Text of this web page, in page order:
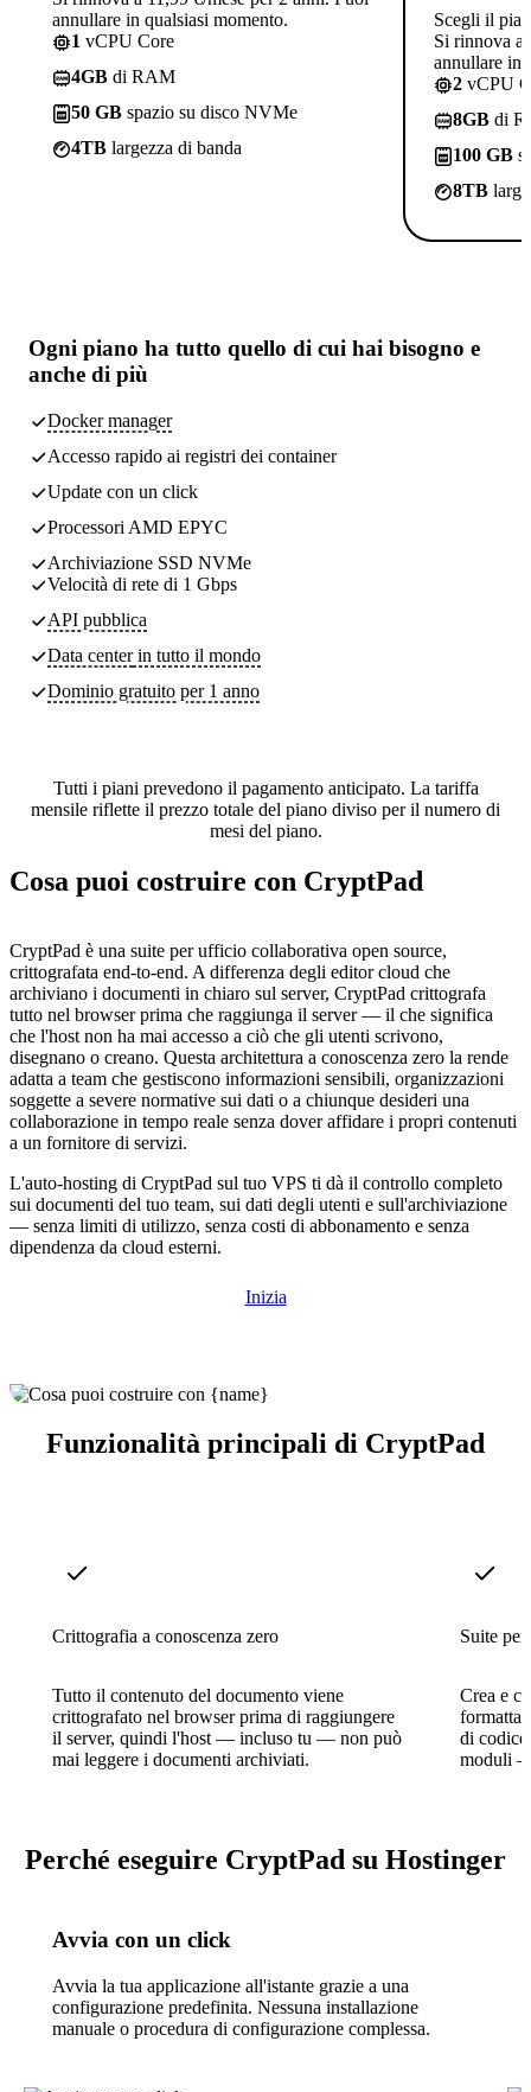
annullare in qualsiasi momento.
1 vCPU Core
4GB di RAM
50 GB spazio su disco NVMe
4TB largezza di banda
Scegli il
Si rinnova a
annullare in
2 vCPU
8GB di
100 GB
8TB
Ogni piano ha tutto quello di cui hai bisogno e
anche di più
Docker manager
Accesso rapido ai registri dei container
Update con un click
Processori AMD EPYC
Archiviazione SSD NVMe
Velocità di rete di 1 Gbps
API pubblica
Data centerin tutto il mondo
Dominio gratuito per 1 anno
Tutti i piani prevedono il pagamento anticipato. La tariffa
mensile riflette il prezzo totale del piano diviso per il numero di
mesi del piano.
Cosa puoi costruire con CryptPad
CryptPad è una suite per ufficio collaborativa open source,
crittografata end-to-end. A differenza degli editor cloud che
archiviano i documenti in chiaro sul server, CryptPad crittografa
tutto nel browser prima che raggiunga il server — il che significa
che l'host non ha mai accesso a ciò che gli utenti scrivono,
disegnano o creano. Questa architettura a conoscenza zero la rende
adatta a team che gestiscono informazioni sensibili, organizzazioni
soggette a severe normative sui dati o a chiunque desideri una
collaborazione in tempo reale senza dover affidare i propri contenuti
a un fornitore di servizi.
L'auto-hosting di CryptPad sul tuo VPS ti dà il controllo completo
sui documenti del tuo team, sui dati degli utenti e sull'archiviazione
— senza limiti di utilizzo, senza costi di abbonamento e senza
dipendenza da cloud esterni.
Inizia
Funzionalità principali di CryptPad
Crittografia a conoscenza zero
Tutto il contenuto del documento viene
crittografato nel browser prima di raggiungere
il server, quindi l'host — incluso tu — non può
mai leggere i documenti archiviati.
Suite
Crea e
di
moduli
Perché eseguire CryptPad su Hostinger
Avvia con un click
Avvia la tua applicazione all'istante grazie a una
configurazione predefinita. Nessuna installazione
manuale o procedura di configurazione complessa.